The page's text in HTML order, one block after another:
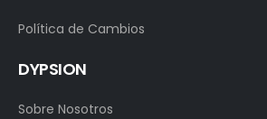
Política de Cambios
DYPSION
Sobre Nosotros